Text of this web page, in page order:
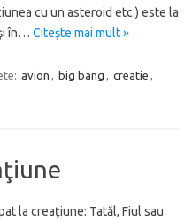
cu un asteroid etc.) este la
în… Citește mai mult »
avion big bang creatie
la creaţiune: Tatăl, Fiul sau